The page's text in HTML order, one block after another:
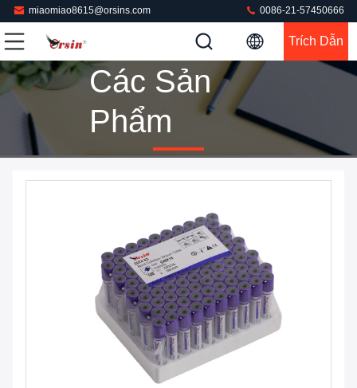
miaomiao8615@orsins.com 0086-21-57450666
Trích Dẫn
Các Sản
Phẩm